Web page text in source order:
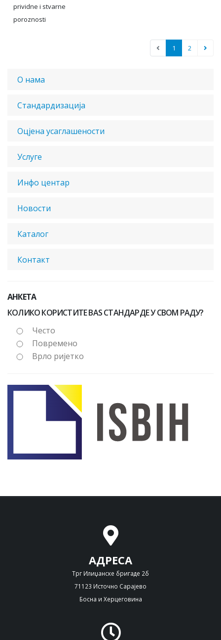
prividne i stvarne
poroznosti
1 2
О нама
Стандардизација
Оцјена усаглашености
Услуге
Инфо центар
Новости
Каталог
Контакт
АНКЕТА
КОЛИКО КОРИСТИТЕ BAS СТАНДАРДЕ У СВОМ РАДУ?
Често
Повремено
Врло ријетко
АДРЕСА
Трг Илиџанске бригаде 2б
71123 Источно Сарајево
Босна и Херцеговина